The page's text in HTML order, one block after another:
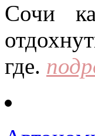
Сочи
где.